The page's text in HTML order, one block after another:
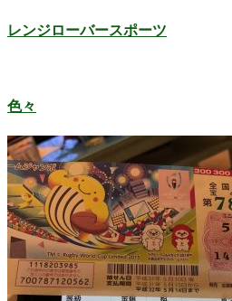
レンジローバースポーツ
色々